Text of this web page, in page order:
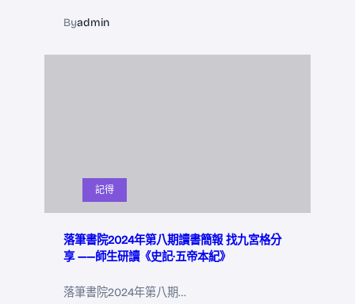
Byadmin
記得
落筆書院2024年第八期讀書簡報 找九宮格分
享 ——師生研讀《史記·五帝本紀》
落筆書院2024年第八期…